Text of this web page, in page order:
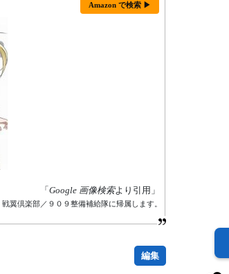
Amazon で検索 ▶
「 Google 画像検索より引用」
戦翼倶楽部／９０９整備補給隊に帰属します。
編集